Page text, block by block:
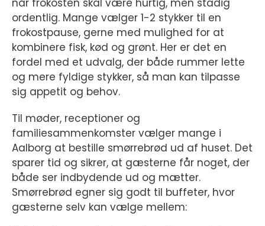
når frokosten skal være hurtig, men stadig
ordentlig. Mange vælger 1-2 stykker til en
frokostpause, gerne med mulighed for at
kombinere fisk, kød og grønt. Her er det en
fordel med et udvalg, der både rummer lette
og mere fyldige stykker, så man kan tilpasse
sig appetit og behov.
Til møder, receptioner og
familiesammenkomster vælger mange i
Aalborg at bestille smørrebrød ud af huset. Det
sparer tid og sikrer, at gæsterne får noget, der
både ser indbydende ud og mætter.
Smørrebrød egner sig godt til buffeter, hvor
gæsterne selv kan vælge mellem: